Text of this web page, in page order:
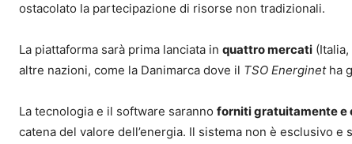
ostacolato la partecipazione di risorse non tradizionali.
La piattaforma sarà prima lanciata in quattro mercati
altre nazioni, come la Danimarca dove il TSO Energinetha
La tecnologia e il software saranno forniti gratuitamente e
catena del valore dell’energia. Il sistema non è esclusivo